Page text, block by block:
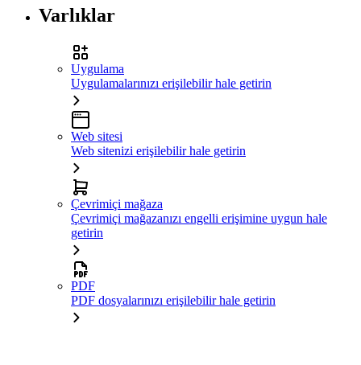
Varlıklar
Uygulama
Uygulamalarınızı erişilebilir hale getirin
Web sitesi
Web sitenizi erişilebilir hale getirin
Çevrimiçi mağaza
Çevrimiçi mağazanızı engelli erişimine uygun hale
getirin
PDF
PDF dosyalarınızı erişilebilir hale getirin